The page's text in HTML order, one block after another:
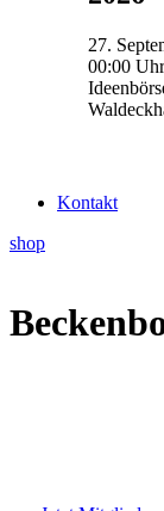
27.
00:00 Uhr
Kontakt
shop